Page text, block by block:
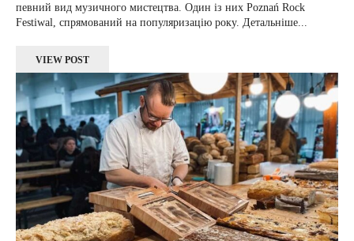
певний вид музичного мистецтва. Один із них Poznań Rock
Festiwal, спрямований на популяризацію року. Детальніше...
VIEW POST